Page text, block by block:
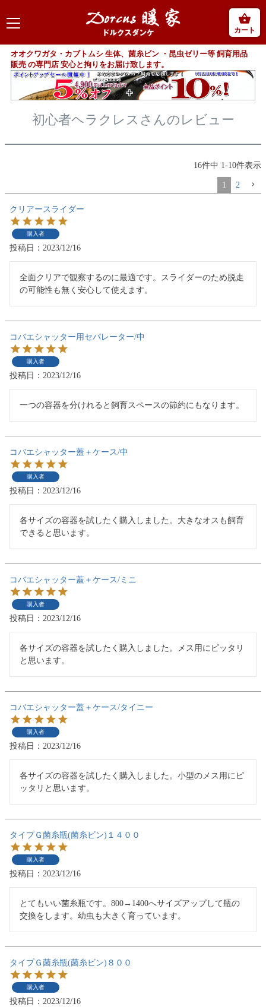
カート
オオクワガタ・カブトムシ 生体、菌糸ビン ・昆虫ゼリー等 飼育用品
販売 の専門店 安心と拘りをお届け致します。
初心者ヘラクレスさんのレビュー
16件中 1 -10件表示
1 2
クリアースライダー
購入者
投稿日 2023/12/16
全面クリアで観察するのに最適です。スライダーのため脱走
の可能性も無く安心して使えます。
コバエシャッター用セパレーター/中
購入者
投稿日 2023/12/16
一つの容器を分けれると飼育スペースの節約にもなります。
コバエシャッター蓋＋ケース/中
購入者
投稿日 2023/12/16
各サイズの容器を試したく購入しました。大きなオスも飼育
できると思います。
コバエシャッター蓋＋ケース/ミニ
購入者
投稿日 2023/12/16
各サイズの容器を試したく購入しました。メス用にピッタリ
と思います。
コバエシャッター蓋＋ケース/タイニー
購入者
投稿日 2023/12/16
各サイズの容器を試したく購入しました。小型のメス用にピ
ッタリと思います。
タイプＧ菌糸瓶(菌糸ビン)１４００
購入者
投稿日 2023/12/16
とてもいい菌糸瓶です。800→1400へサイズアップして瓶の
タイプＧ菌糸瓶(菌糸ビン)８００
購入者
投稿日 2023/12/16